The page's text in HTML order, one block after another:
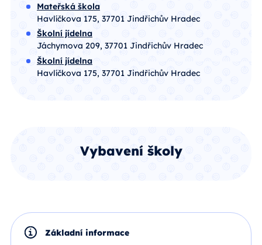
Mateřská škola
Havlíčkova 175, 37701 Jindřichův Hradec
Školní jídelna
Jáchymova 209, 37701 Jindřichův Hradec
Školní jídelna
Havlíčkova 175, 37701 Jindřichův Hradec
Vybavení školy
Základní informace